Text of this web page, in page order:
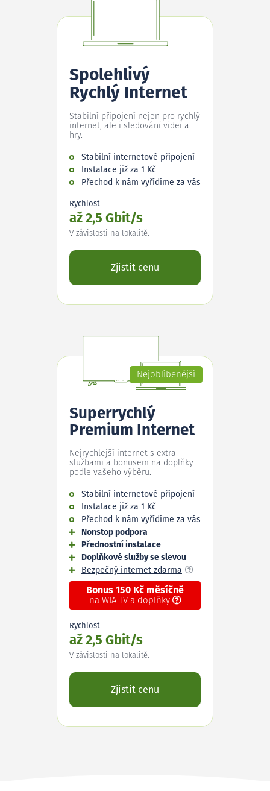
Spolehlivý
Rychlý Internet
Stabilní připojení nejen pro rychlý
internet, ale i sledování videí a
hry.
Stabilní internetové připojení
Instalace již za 1 Kč
Přechod k nám vyřídíme za vás
Rychlost
až 2,5 Gbit/s
V závislosti na lokalitě.
Zjistit cenu
Nejoblíbenější
Superrychlý
Premium Internet
Nejrychlejší internet s extra
službami a bonusem na doplňky
podle vašeho výběru.
Stabilní internetové připojení
Instalace již za 1 Kč
Přechod k nám vyřídíme za vás
Nonstop podpora
Přednostní instalace
Doplňkové služby se slevou
Bezpečný internet zdarma
Bonus 150 Kč měsíčně
na WIA TV a doplňky
Rychlost
až 2,5 Gbit/s
V závislosti na lokalitě.
Zjistit cenu